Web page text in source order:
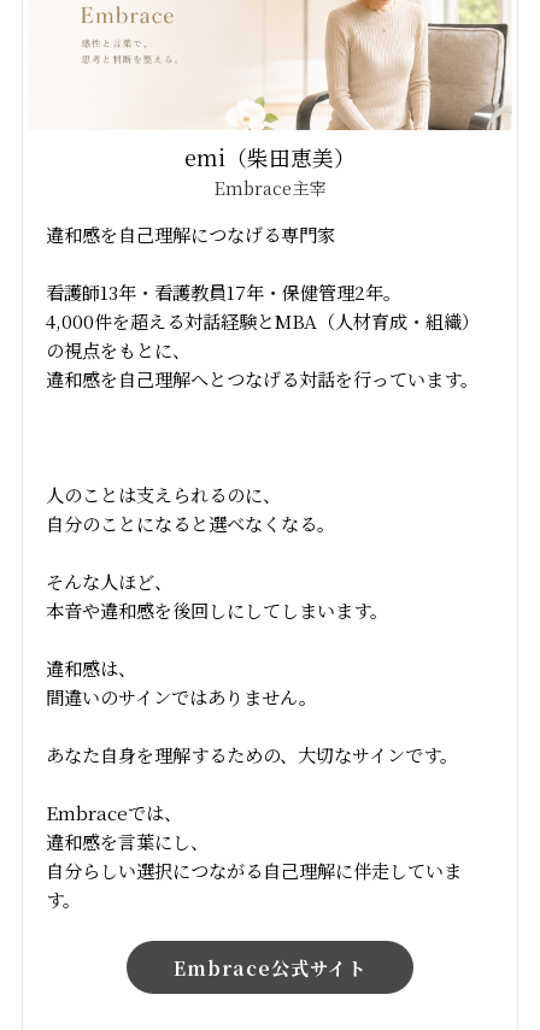
emi（柴田恵美）
Embrace主宰
違和感を自己理解につなげる専門家
看護師13年・看護教員17年・保健管理2年。
4,000件を超える対話経験とMBA（人材育成・組織）
の視点をもとに、
違和感を自己理解へとつなげる対話を行っています。
人のことは支えられるのに、
自分のことになると選べなくなる。
そんな人ほど、
本音や違和感を後回しにしてしまいます。
違和感は、
間違いのサインではありません。
あなた自身を理解するための、大切なサインです。
Embraceでは、
違和感を言葉にし、
自分らしい選択につながる自己理解に伴走していま
す。
Embrace公式サイト